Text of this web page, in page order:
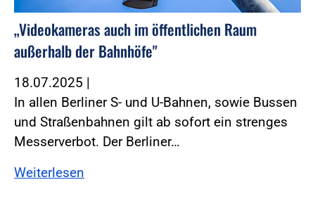
„Videokameras auch im öffentlichen Raum
außerhalb der Bahnhöfe"
18.07.2025 |
In allen Berliner S- und U-Bahnen, sowie Bussen
und Straßenbahnen gilt ab sofort ein strenges
Messerverbot. Der Berliner…
Weiterlesen